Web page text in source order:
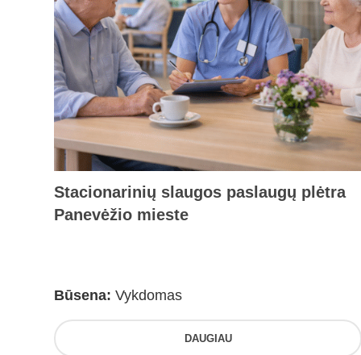
Stacionarinių slaugos paslaugų plėtra
Panevėžio mieste
Būsena: Vykdomas
DAUGIAU